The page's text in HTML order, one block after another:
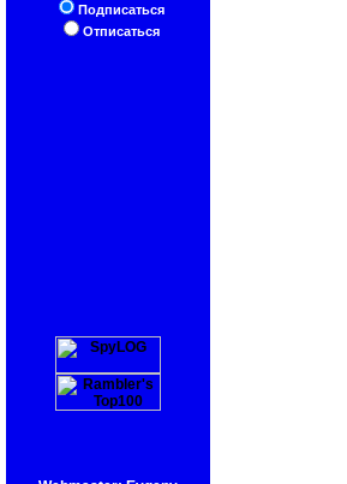
Подписаться
Отписаться